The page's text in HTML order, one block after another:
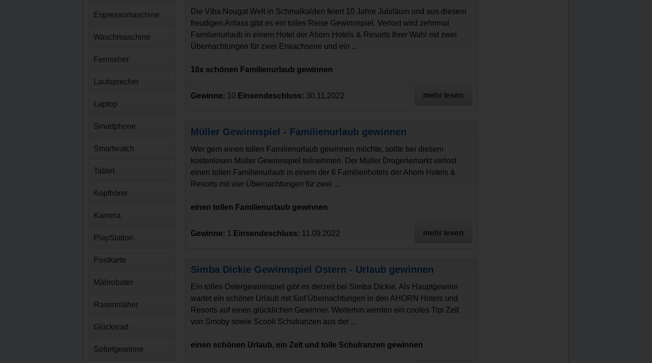
Die Viba Nougat Welt in Schmalkalden feiert 10 Jahre Jubiläum und aus diesem
freudigen Anlass gibt es ein tolles Reise Gewinnspiel. Verlost wird zehnmal
Familienurlaub in einem Hotel der Ahorn Hotels & Resorts Ihrer Wahl mit zwei
Übernachtungen für zwei Erwachsene und ein ...
10x schönen Familienurlaub gewinnen
Gewinne: 10 Einsendeschluss: 30.11.2022 mehr lesen
Müller Gewinnspiel - Familienurlaub gewinnen
Wer gern einen tollen Familienurlaub gewinnen möchte, sollte bei diesem
kostenlosen Müller Gewinnspiel teilnehmen. Der Müller Drogeriemarkt verlost
einen tollen Familienurlaub in einem der 6 Familienhotels der Ahorn Hotels &
Resorts mit vier Übernachtungen für zwei ...
einen tollen Familienurlaub gewinnen
Gewinne: 1 Einsendeschluss: 11.09.2022 mehr lesen
Simba Dickie Gewinnspiel Ostern - Urlaub gewinnen
Ein tolles Ostergewinnspiel gibt es derzeit bei Simba Dickie. Als Hauptgewinn
wartet ein schöner Urlaub mit fünf Übernachtungen in den AHORN Hotels und
Resorts auf einen glücklichen Gewinner. Weiterhin werden ein cooles Tipi Zelt
von Smoby sowie Scooli Schulranzen aus der ...
einen schönen Urlaub, ein Zelt und tolle Schulranzen gewinnen
Espressomaschine
Waschmaschine
Fernseher
Lautsprecher
Laptop
Smartphone
Smartwatch
Tablet
Kopfhörer
Kamera
PlayStation
Postkarte
Mähroboter
Rasenmäher
Glücksrad
Sofortgewinne